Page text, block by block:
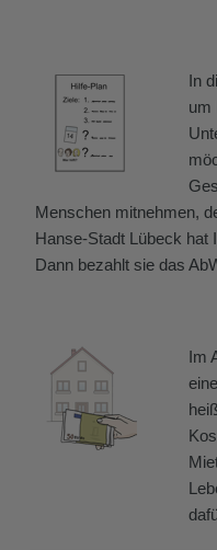
In
um
Menschen mitnehmen,
Hanse-Stadt Lübeck hat
Dann bezahlt sie das
Im